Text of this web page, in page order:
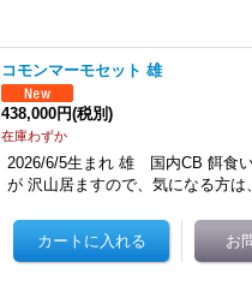
コモンマーモセット 雄
438,000円(税別)
在庫わずか
2026/6/5生まれ 雄 国内CB 餌食
が 沢山居ますので、気になる方